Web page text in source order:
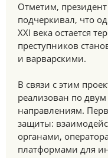
Отметим,
подчеркивал, что
ХХI века остается
преступников
и варварскими.
В связи с этим
реализован по
направлениям.
защиты:
органами,
платформами для